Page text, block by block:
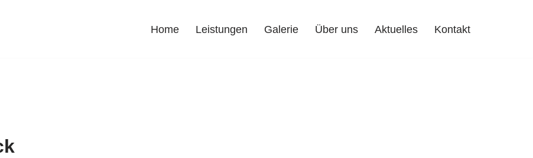
Home Leistungen Galerie Über uns Aktuelles Kontakt